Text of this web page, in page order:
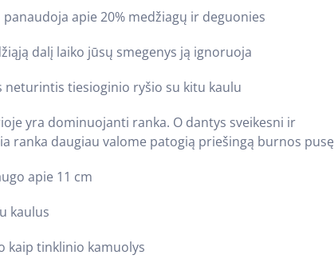
apie 20% medžiagų ir deguonies
dalį laiko jūsų smegenys ją ignoruoja
neturintis tiesioginio ryšio su kitu kaulu
yra dominuojanti ranka. O dantys sveikesni ir
ranka daugiau valome patogią priešingą burnos pusę
apie 11 cm
kaulus
kaip tinklinio kamuolys